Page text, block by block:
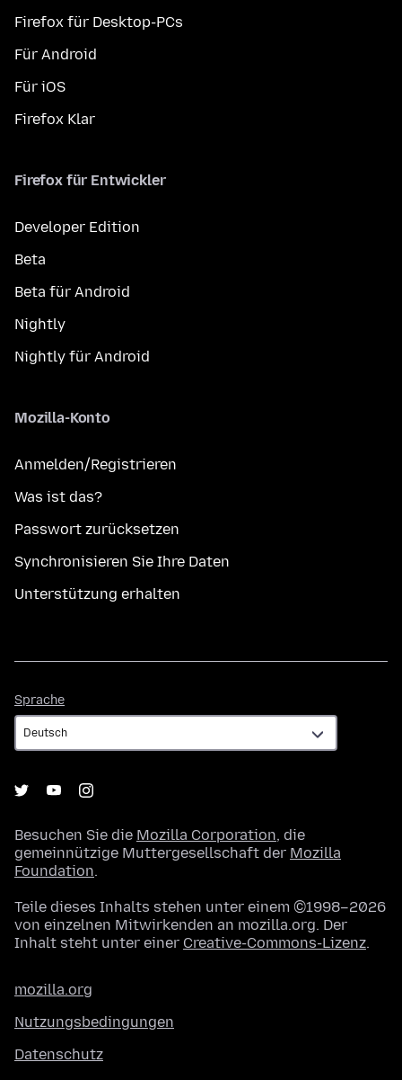
Firefox für Desktop-PCs
Für Android
Für iOS
Firefox Klar
Firefox für Entwickler
Developer Edition
Beta
Beta für Android
Nightly
Nightly für Android
Mozilla-Konto
Anmelden/Registrieren
Was ist das?
Passwort zurücksetzen
Synchronisieren Sie Ihre Daten
Unterstützung erhalten
Sprache
Besuchen Sie die Mozilla Corporation, die
gemeinnützige Muttergesellschaft der Mozilla
Foundation.
Teile dieses Inhalts stehen unter einem ©1998–2026
von einzelnen Mitwirkenden an mozilla.org. Der
Inhalt steht unter einer Creative-Commons-Lizenz.
mozilla.org
Nutzungsbedingungen
Datenschutz